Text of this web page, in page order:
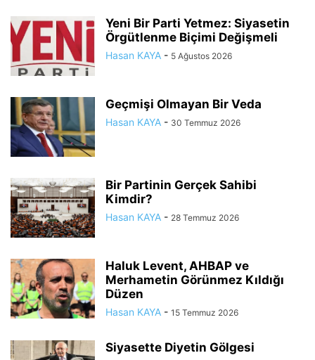
Yeni Bir Parti Yetmez: Siyasetin
Örgütlenme Biçimi Değişmeli
Hasan KAYA - 5 Ağustos 2026
Geçmişi Olmayan Bir Veda
Hasan KAYA - 30 Temmuz 2026
Bir Partinin Gerçek Sahibi
Kimdir?
Hasan KAYA - 28 Temmuz 2026
Haluk Levent, AHBAP ve
Merhametin Görünmez Kıldığı
Düzen
Hasan KAYA - 15 Temmuz 2026
Siyasette Diyetin Gölgesi